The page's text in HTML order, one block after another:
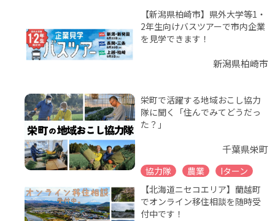
【新潟県柏崎市】県外大学等1・
2年生向けバスツアーで市内企業
を見学できます！
新潟県柏崎市
栄町で活躍する地域おこし協力
隊に聞く「住んでみてどうだっ
た？」
千葉県栄町
協力隊 農業
Iターン
【北海道ニセコエリア】蘭越町
でオンライン移住相談を随時受
付中です！